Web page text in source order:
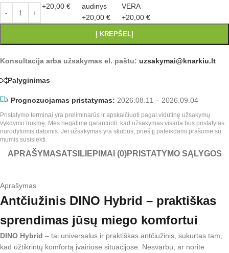
Į KREPŠELĮ
Konsultacija arba užsakymas el. paštu: uzsakymai@knarkiu.lt
Palyginimas
Prognozuojamas pristatymas: 2026.08.11 – 2026.09.04
Pristatymo terminai yra preliminarūs ir apskaičiuoti pagal vidutinę užsakymų
vykdymo trukmę. Mes negalime garantuoti, kad užsakymas visada bus pristatytas
nurodytomis datomis. Jei užsakymas yra skubus, prieš jį pateikdami prašome su
mumis susisiekti.
APRAŠYMASATSILIEPIMAI (0)PRISTATYMO SĄLYGOS
Aprašymas
Antčiužinis DINO Hybrid – praktiškas
sprendimas jūsų miego komfortui
DINO Hybrid – tai universalus ir praktiškas antčiužinis, sukurtas tam,
kad užtikrintų komfortą įvairiose situacijose. Nesvarbu, ar norite